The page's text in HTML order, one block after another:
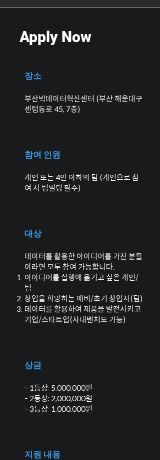
Apply Now
장소
부산빅데이터혁신센터 (부산 해운대구
센텀동로 45, 7층)
참여 인원
개인 또는 4인 이하의 팀 (개인으로 참
여 시 팀빌딩 필수)
대상
데이터를 활용한 아이디어를 가진 분들
이라면 모두 참여 가능합니다.
아이디어를 실행에 옮기고 싶은 개인/
팀
창업을 희망하는 예비/초기 창업자(팀)
데이터를 활용하여 제품을 발전시키고
기업/스타트업(사내벤처도 가능)
상금
- 1등상: 5,000,000원
- 2등상: 2,000,000원
- 3등상: 1,000,000원
지원 내용